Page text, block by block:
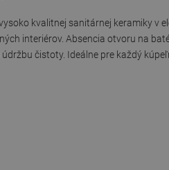
kvalitnej sanitárnej keramiky v
interiérov. Absencia otvoru na
čistoty. Ideálne pre každý